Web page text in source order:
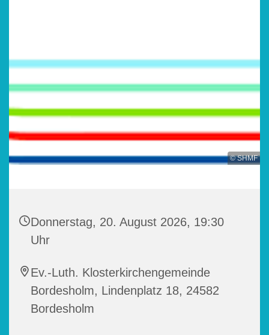
© SHMF
Donnerstag, 20. August 2026, 19:30
Uhr
Ev.-Luth. Klosterkirchengemeinde
Bordesholm, Lindenplatz 18, 24582
Bordesholm